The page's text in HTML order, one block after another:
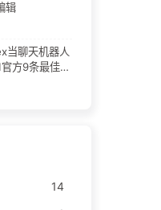
辑
当聊天机器人
方9条最佳实
14